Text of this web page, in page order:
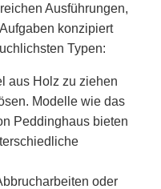
Ausführungen,
konzipiert
Typen:
aus Holz zu ziehen
Modelle wie das
Peddinghaus bieten
oder